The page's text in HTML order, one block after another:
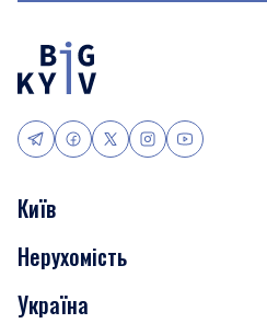
Київ
Події
Скандали
Нерухомість
Україна